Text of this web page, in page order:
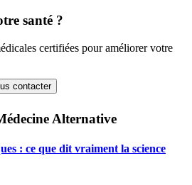
santé ?
certifiées pour améliorer votre
contacter
Alternative
: ce que dit vraiment la science